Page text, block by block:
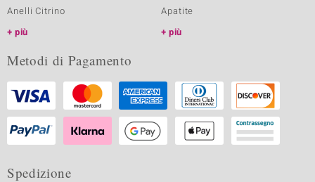
Anelli Citrino
più
Apatite
più
Metodi di Pagamento
Spedizione